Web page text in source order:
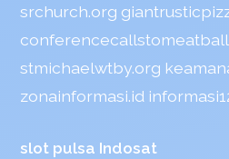
srchurch.org
stmichaelwtby.org
zonainformasi.id
slot pulsa Indosat